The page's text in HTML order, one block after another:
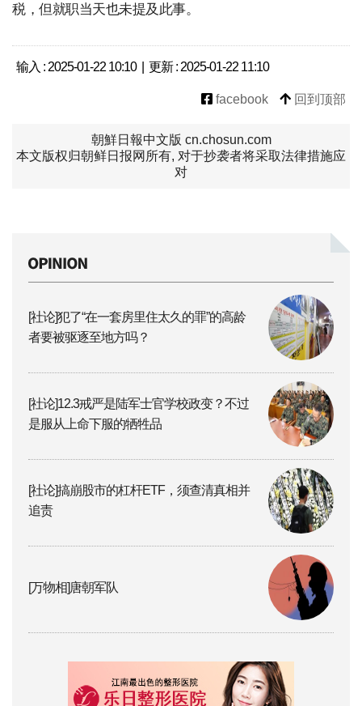
税，但就职当天也未提及此事。
输入 : 2025-01-22 10:10 | 更新 : 2025-01-22 11:10
facebook 回到顶部
朝鮮日報中文版 cn.chosun.com
本文版权归朝鲜日报网所有, 对于抄袭者将采取法律措施应
对
[社论]犯了“在一套房里住太久的罪”的高龄
者要被驱逐至地方吗？
[社论]12.3戒严是陆军士官学校政变？不过
是服从上命下服的牺牲品
[社论]搞崩股市的杠杆ETF，须查清真相并
追责
[万物相]唐朝军队